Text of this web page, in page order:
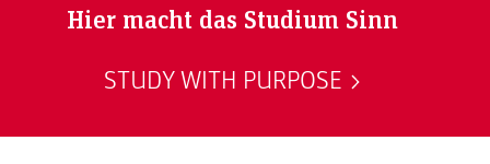
Hier macht das Studium Sinn
STUDY WITH PURPOSE